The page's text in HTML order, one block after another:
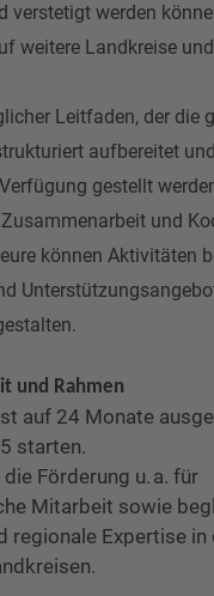
verstetigt werden
weitere Landkreise
Leitfaden, der die
aufbereitet
gestellt
und
können Aktivitäten
und Rahmen
auf 24 Monate
starten.
Förderung u. a. für
Mitarbeit sowie
regionale Expertise in